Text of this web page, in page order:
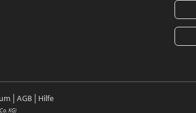
| AGB | Hilfe
KG)